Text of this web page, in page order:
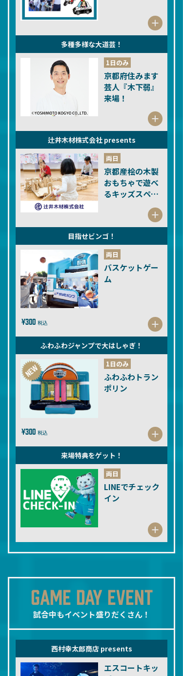
多種多様な大道芸！
1日のみ
京都府住みます
芸人『木下弱』
来場！
辻井木材株式会社 presents
両日
京都産桧の木製
おもちゃで遊べ
るキッズスペー
目指せビンゴ！
両日
バスケットゲー
ム
¥300 税込
ふわふわジャンプで大はしゃぎ！
1日のみ
ふわふわトラン
ポリン
¥300 税込
来場特典をゲット！
両日
LINEでチェック
イン
GAME DAY EVENT
試合中もイベント盛りだくさん！
西村幸太郎商店 presents
エスコートキッ